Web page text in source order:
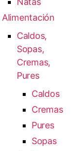
Alimentación
Caldos,
Sopas,
Cremas,
Pures
Caldos
Cremas
Pures
Sopas